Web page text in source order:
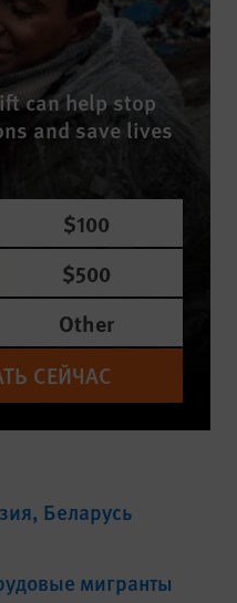
can help stop
and save lives
$100
$500
Other
СЕЙЧАС
Беларусь
мигранты